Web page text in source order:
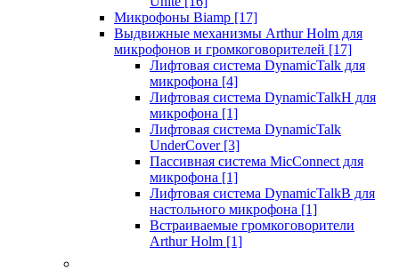
Микрофоны Biamp [17]
Выдвижные механизмы Arthur Holm для
микрофонов и громкоговорителей [17]
Лифтовая система DynamicTalk для
микрофона [4]
Лифтовая система DynamicTalkH для
микрофона [1]
Лифтовая система DynamicTalk
UnderCover [3]
Пассивная система MicConnect для
микрофона [1]
Лифтовая система DynamicTalkB для
настольного микрофона [1]
Встраиваемые громкоговорители
Arthur Holm [1]